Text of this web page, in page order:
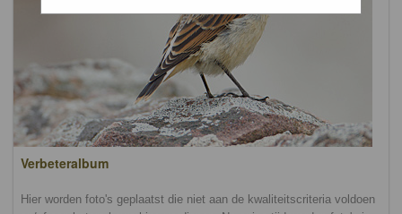
Verbeteralbum
Hier worden foto's geplaatst die niet aan de kwaliteitscriteria voldoen